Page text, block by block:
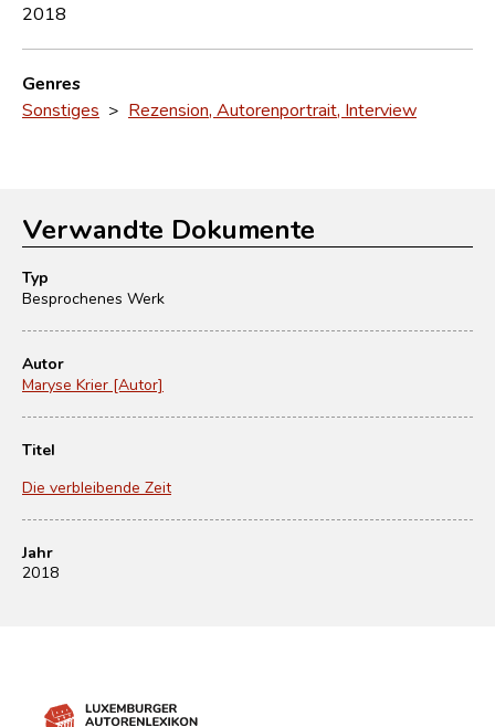
2018
Genres
Sonstiges > Rezension, Autorenportrait, Interview
Verwandte Dokumente
Typ
Besprochenes Werk
Autor
Maryse Krier [Autor]
Titel
Die verbleibende Zeit
Jahr
2018